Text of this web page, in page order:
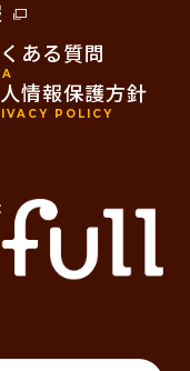
ある質問
情報保護方針
POLICY